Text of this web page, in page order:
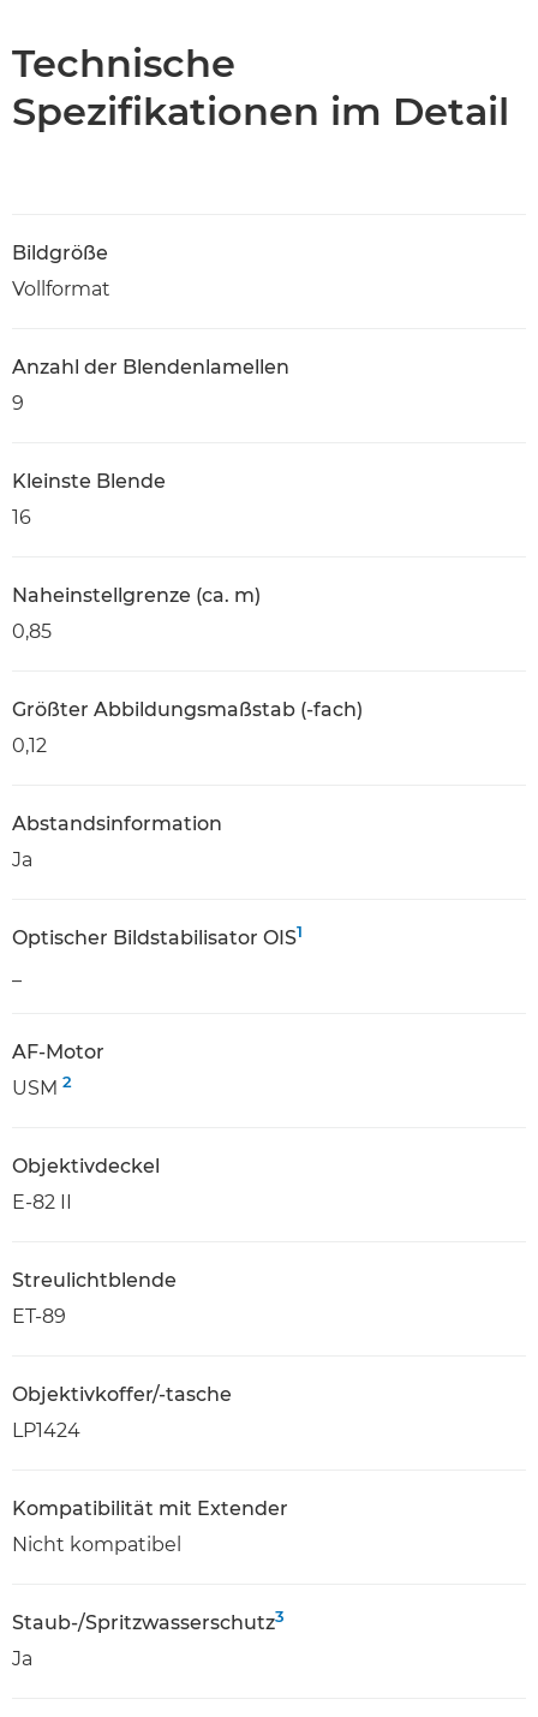
Technische
Spezifikationen im Detail
Bildgröße
Vollformat
Anzahl der Blendenlamellen
9
Kleinste Blende
16
Naheinstellgrenze (ca. m)
0,85
Größter Abbildungsmaßstab (-fach)
0,12
Abstandsinformation
Ja
Optischer Bildstabilisator OIS1
AF-Motor
USM 2
Objektivdeckel
E-82 II
Streulichtblende
ET-89
Objektivkoffer/-tasche
LP1424
Kompatibilität mit Extender
Nicht kompatibel
Staub-/Spritzwasserschutz3
Ja